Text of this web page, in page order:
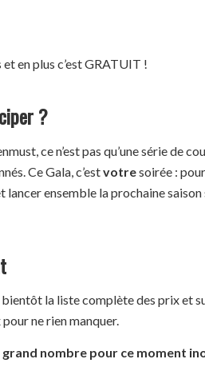
en plus c’est GRATUIT !
?
ce n’est pas qu’une série de
Ce Gala, c’estvotresoirée :
ensemble la prochaine saison
la liste complète des prix et
ne rien manquer.
nombre pour ce moment